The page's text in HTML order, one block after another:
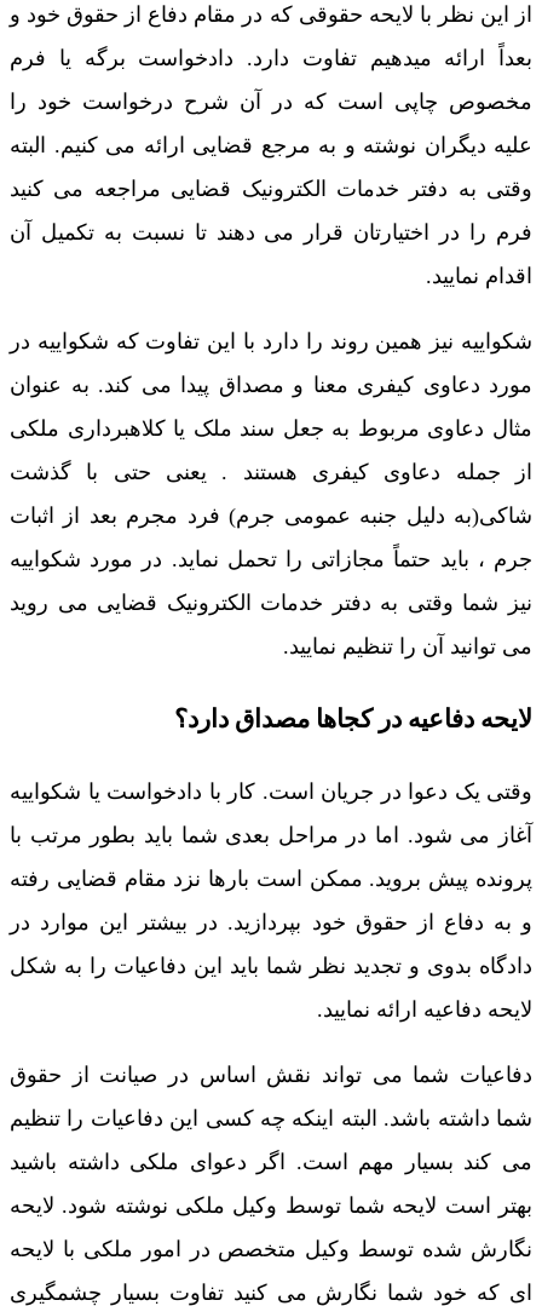
از این نظر با لایحه حقوقی که در مقام دفاع از حقوق خود و
بعداً ارائه میدهیم تفاوت دارد. دادخواست برگه یا فرم
مخصوص چاپی است که در آن شرح درخواست خود را
علیه دیگران نوشته و به مرجع قضایی ارائه می کنیم. البته
وقتی به دفتر خدمات الکترونیک قضایی مراجعه می کنید
فرم را در اختیارتان قرار می دهند تا نسبت به تکمیل آن
اقدام نمایید.
شکواییه نیز همین روند را دارد با این تفاوت که شکواییه در
مورد دعاوی کیفری معنا و مصداق پیدا می کند. به عنوان
مثال دعاوی مربوط به جعل سند ملک یا کلاهبرداری ملکی
از جمله دعاوی کیفری هستند . یعنی حتی با گذشت
شاکی(به دلیل جنبه عمومی جرم) فرد مجرم بعد از اثبات
جرم ، باید حتماً مجازاتی را تحمل نماید. در مورد شکواییه
نیز شما وقتی به دفتر خدمات الکترونیک قضایی می روید
می توانید آن را تنظیم نمایید.
لایحه دفاعیه در کجاها مصداق دارد؟
وقتی یک دعوا در جریان است. کار با دادخواست یا شکواییه
آغاز می شود. اما در مراحل بعدی شما باید بطور مرتب با
پرونده پیش بروید. ممکن است بارها نزد مقام قضایی رفته
و به دفاع از حقوق خود بپردازید. در بیشتر این موارد در
دادگاه بدوی و تجدید نظر شما باید این دفاعیات را به شکل
لایحه دفاعیه ارائه نمایید.
دفاعیات شما می تواند نقش اساس در صیانت از حقوق
شما داشته باشد. البته اینکه چه کسی این دفاعیات را تنظیم
می کند بسیار مهم است. اگر دعوای ملکی داشته باشید
بهتر است لایحه شما توسط وکیل ملکی نوشته شود. لایحه
نگارش شده توسط وکیل متخصص در امور ملکی با لایحه
ای که خود شما نگارش می کنید تفاوت بسیار چشمگیری